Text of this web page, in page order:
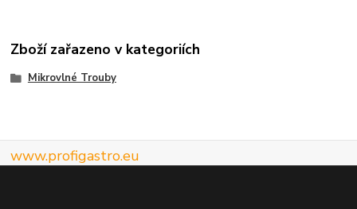
Zboží zařazeno v kategoriích
Mikrovlné Trouby
www.profigastro.eu